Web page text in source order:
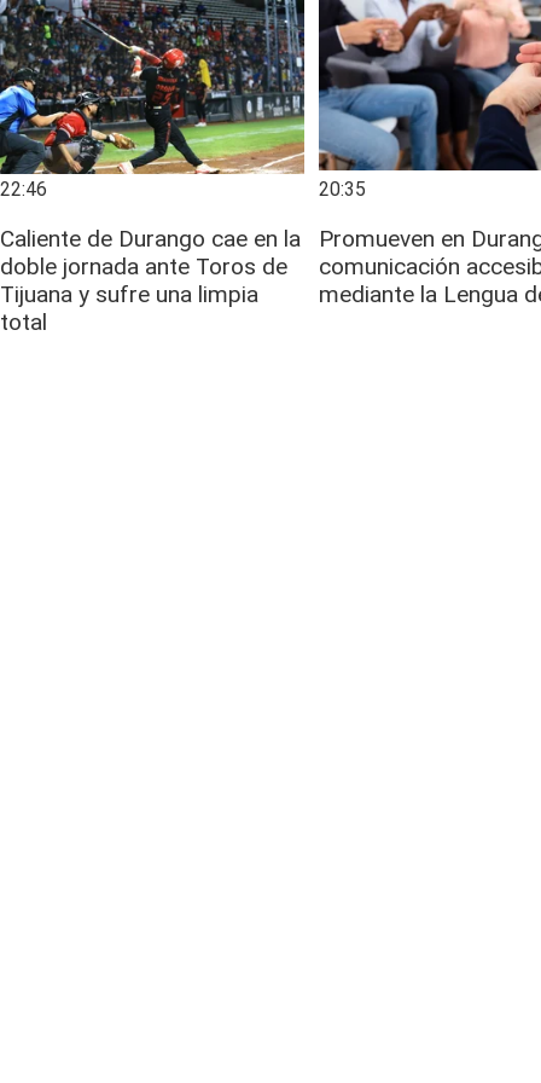
22:46
Caliente de Durango cae en la
doble jornada ante Toros de
Tijuana y sufre una limpia
total
20:35
Promueven en
comunicación
mediante la Lengua